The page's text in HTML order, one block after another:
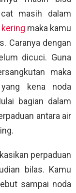
masih dalam
maka kamu
Caranya dengan
dicuci. Guna
maka
kena noda
bagian dalam
antara air
perpaduan
bilas. Kamu
sampai noda